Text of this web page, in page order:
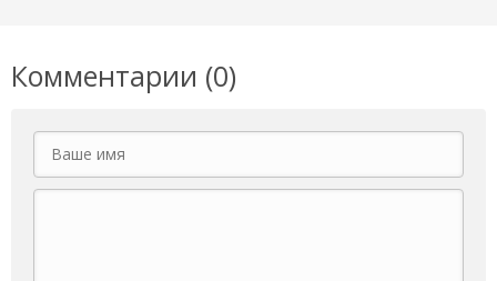
Комментарии (0)